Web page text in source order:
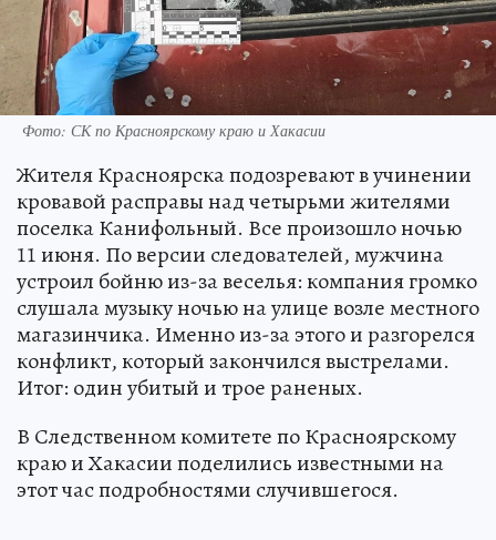
Фото: СК по Красноярскому краю и Хакасии
Жителя Красноярска подозревают в учинении
кровавой расправы над четырьми жителями
поселка Канифольный. Все произошло ночью
11 июня. По версии следователей, мужчина
устроил бойню из-за веселья: компания громко
слушала музыку ночью на улице возле местного
магазинчика. Именно из-за этого и разгорелся
конфликт, который закончился выстрелами.
Итог: один убитый и трое раненых.
В Следственном комитете по Красноярскому
краю и Хакасии поделились известными на
этот час подробностями случившегося.